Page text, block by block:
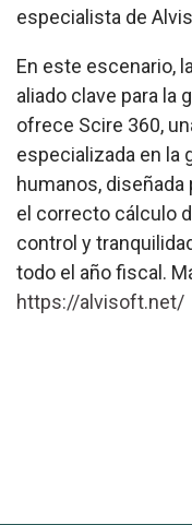
especialista de
En este escenario,
aliado clave para la
ofrece Scire 360,
especializada en la
humanos,
el correcto cálculo
control y
todo el año fiscal.
https://alvisoft.net/